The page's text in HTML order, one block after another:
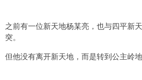
之前有一位新天地杨某亮，也与四平新
突。
但他没有离开新天地，而是转到公主岭地